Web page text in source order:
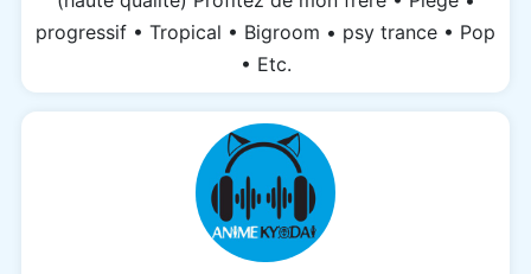
progressif • Tropical • Bigroom • psy trance • Pop
• Etc.